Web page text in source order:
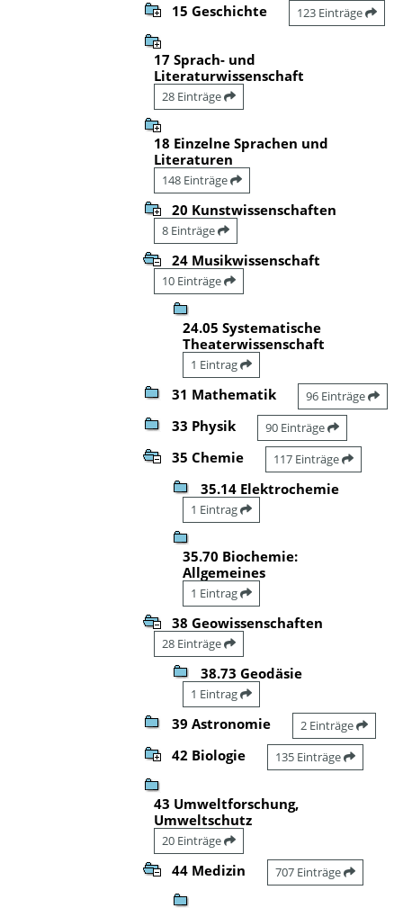
15 Geschichte 123 Einträge
17 Sprach- und
Literaturwissenschaft
28 Einträge
18 Einzelne Sprachen und
Literaturen
148 Einträge
20 Kunstwissenschaften
8 Einträge
24 Musikwissenschaft
10 Einträge
24.05 Systematische
Theaterwissenschaft
1 Eintrag
31 Mathematik 96 Einträge
33 Physik 90 Einträge
35 Chemie 117 Einträge
35.14 Elektrochemie
1 Eintrag
35.70 Biochemie:
Allgemeines
1 Eintrag
38 Geowissenschaften
28 Einträge
38.73 Geodäsie
1 Eintrag
39 Astronomie 2 Einträge
42 Biologie 135 Einträge
43 Umweltforschung,
Umweltschutz
20 Einträge
44 Medizin 707 Einträge